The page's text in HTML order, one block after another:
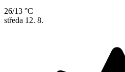
26/13 °C
středa 12. 8.